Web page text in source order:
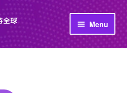
Menu